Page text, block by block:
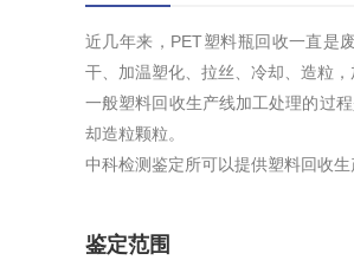
近几年来，PET塑料瓶回收一直是
干、加温塑化、拉丝、冷却、造粒
一般塑料回收生产线加工处理的过
却造粒颗粒。
中科检测鉴定所可以提供塑料回收
鉴定范围